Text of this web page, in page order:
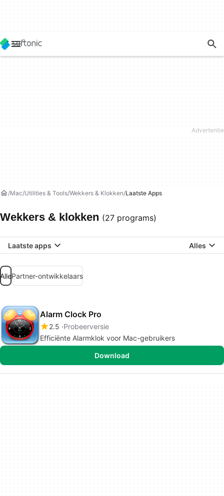
Mac Utilities & Tools Wekkers & Klokken Laatste Apps
Wekkers & klokken (27 programs)
Laatste apps Alles
AllePartner-ontwikkelaars
Alarm Clock Pro
2.5 Probeerversie
Efficiënte Alarmklok voor Mac-gebruikers
Download